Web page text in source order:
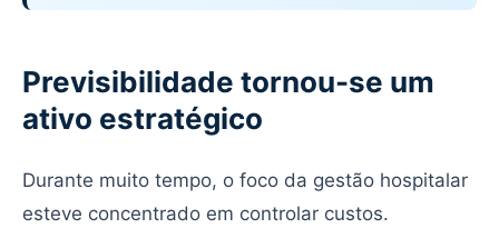
Previsibilidade tornou-se um
ativo estratégico
Durante muito tempo, o foco da gestão hospitalar
esteve concentrado em controlar custos.